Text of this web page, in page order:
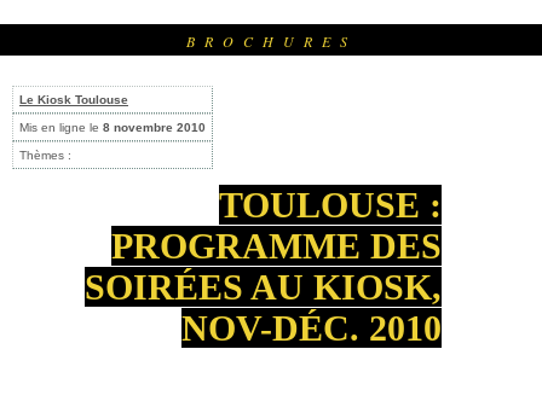
BROCHURES
Le Kiosk Toulouse
Mis en ligne le 8 novembre 2010
Thèmes :
TOULOUSE :
PROGRAMME DES
SOIRÉES AU KIOSK,
NOV-DÉC. 2010